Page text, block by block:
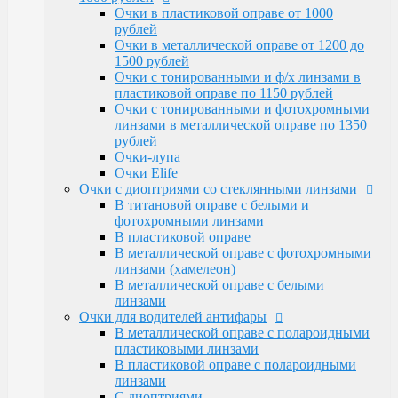
Очки Elife
Очки с диоптриями со стеклянными линзами
В титановой оправе с белыми и
фотохромными линзами
В пластиковой оправе
В металлической оправе с фотохромными
линзами (хамелеон)
В металлической оправе с белыми линзами
Очки для водителей антифары
В металлической оправе с полароидными
пластиковыми линзами
В пластиковой оправе с полароидными
линзами
С диоптриями
Очки для компьютера
В пластиковой оправе с полимерными
линзами
В металлической оправе
Тренажерные очки
В пластиковой оправе
В металлической оправе
Очки глаукомные
Очки Эксклюзивные Ricardi от 15000
Бренд оправы
Очки в пластиковой оправе от 1000
рублей
Очки в металлической оправе от 1200 до
1500 рублей
Очки с тонированными и ф/х линзами в
пластиковой оправе по 1150 рублей
Очки с тонированными и фотохромными
линзами в металлической оправе по 1350
рублей
Очки-лупа
Очки Elife
Очки с диоптриями со стеклянными линзами
В титановой оправе с белыми и
фотохромными линзами
В пластиковой оправе
В металлической оправе с фотохромными
линзами (хамелеон)
В металлической оправе с белыми
линзами
Очки для водителей антифары
В металлической оправе с полароидными
пластиковыми линзами
В пластиковой оправе с полароидными
линзами